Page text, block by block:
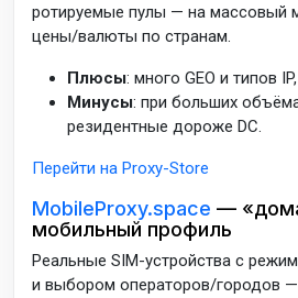
ротируемые пулы — на массовый
цены/валюты по странам.
Плюсы: много GEO и типов
Минусы: при больших
резидентные дороже DC.
Перейти на Proxy-Store
MobileProxy.space —
мобильный профиль
Реальные SIM-устройства с
и выбором операторов/городов —